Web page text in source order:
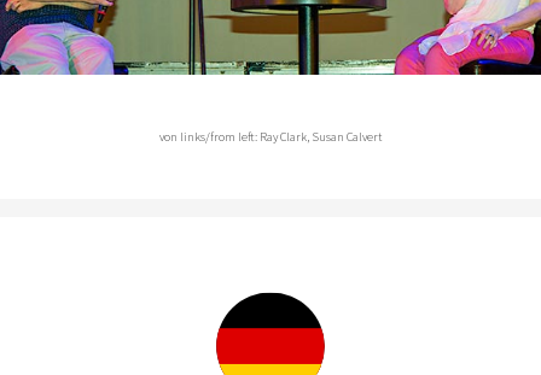
von links/from left: Ray Clark, Susan Calvert